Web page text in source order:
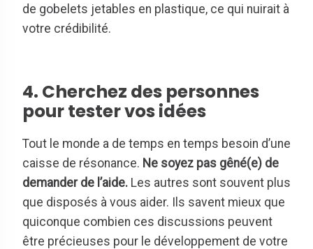
de gobelets jetables en plastique, ce qui nuirait à
votre crédibilité.
4. Cherchez des personnes
pour tester vos idées
Tout le monde a de temps en temps besoin d’une
caisse de résonance. Ne soyez pas gêné(e) de
demander de l’aide. Les autres sont souvent plus
que disposés à vous aider. Ils savent mieux que
quiconque combien ces discussions peuvent
être précieuses pour le développement de votre